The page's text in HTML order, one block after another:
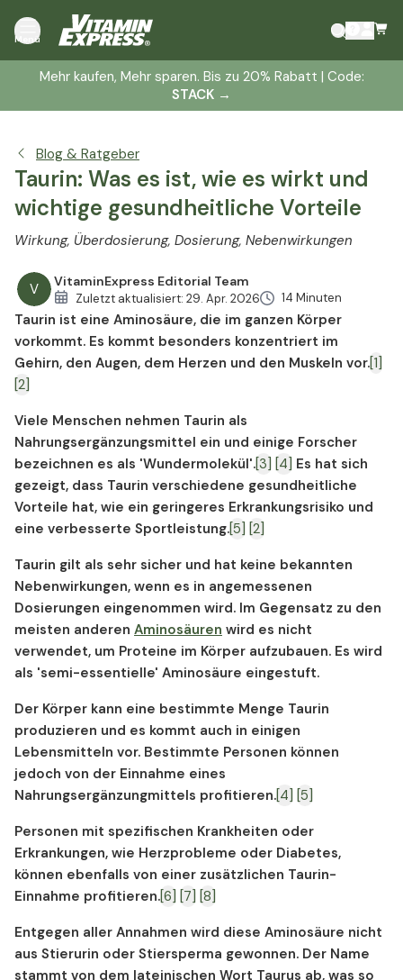
Menü
Mehr kaufen, Mehr sparen. Bis zu 20% Rabatt | Code:
STACK →
Blog & Ratgeber
Taurin: Was es ist, wie es wirkt und
wichtige gesundheitliche Vorteile
Wirkung, Überdosierung, Dosierung, Nebenwirkungen
V VitaminExpress Editorial Team
Zuletzt aktualisiert: 29. Apr. 2026 14 Minuten
Taurin ist eine Aminosäure, die im ganzen Körper
vorkommt. Es kommt besonders konzentriert im
Gehirn, den Augen, dem Herzen und den Muskeln vor. [1]
[2]
Viele Menschen nehmen Taurin als
Nahrungsergänzungsmittel ein und einige Forscher
bezeichnen es als 'Wundermolekül'. [3] [4] Es hat sich
gezeigt, dass Taurin verschiedene gesundheitliche
Vorteile hat, wie ein geringeres Erkrankungsrisiko und
eine verbesserte Sportleistung. [5]
[2]
Taurin gilt als sehr sicher und hat keine bekannten
Nebenwirkungen, wenn es in angemessenen
Dosierungen eingenommen wird. Im Gegensatz zu den
meisten anderen Aminosäuren wird es nicht
verwendet, um Proteine ​​im Körper aufzubauen. Es wird
als 'semi-essentielle' Aminosäure eingestuft.
Der Körper kann eine bestimmte Menge Taurin
produzieren und es kommt auch in einigen
Lebensmitteln vor. Bestimmte Personen können
jedoch von der Einnahme eines
Nahrungsergänzungmittels profitieren. [4]
[5]
Personen mit spezifischen Krankheiten oder
Erkrankungen, wie Herzprobleme oder Diabetes,
können ebenfalls von einer zusätzlichen Taurin-
Einnahme profitieren. [6] [7]
[8]
Entgegen aller Annahmen wird diese Aminosäure nicht
aus Stierurin oder Stiersperma gewonnen. Der Name
stammt von dem lateinischen Wort Taurus ab, was so
Taurin Wirkung
Taurin Dosierung
Taurin und Herz-Kreislauf-Erkrankungen
Taurin und sportliche Leistung
Taurin und Parkinson
Taurin und das Metabolische Syndrom
Taurin und Paradontose
Weitere gesundheitliche Vorteile von Taurin
Taurin und Energy Drinks